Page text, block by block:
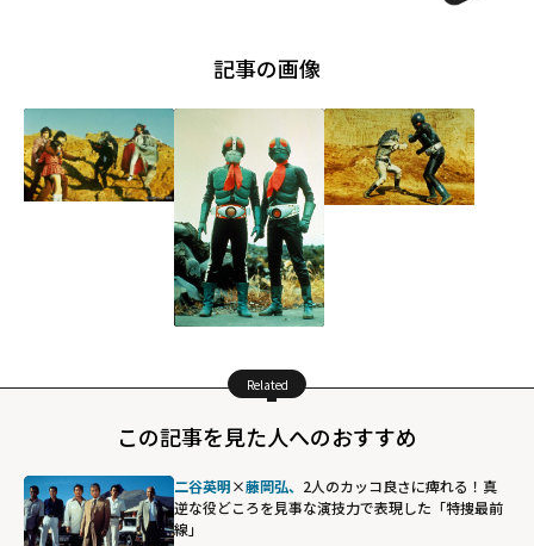
記事の画像
Related
この記事を見た人へのおすすめ
二谷英明×藤岡弘、 2人のカッコ良さに痺れる！真
逆な役どころを見事な演技力で表現した「特捜最前
線」